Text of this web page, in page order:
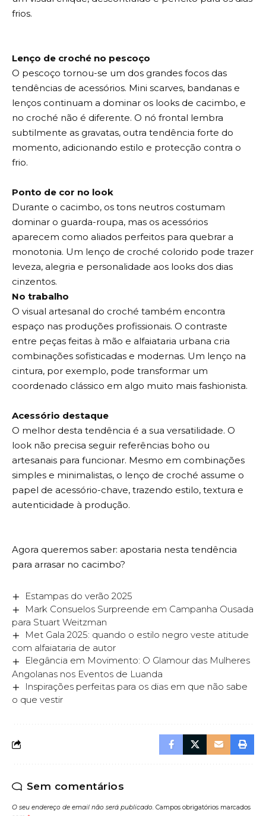
frios.
Lenço de croché no pescoço
O pescoço tornou-se um dos grandes focos das
tendências de acessórios. Mini scarves, bandanas e
lenços continuam a dominar os looks de cacimbo, e
no croché não é diferente. O nó frontal lembra
subtilmente as gravatas, outra tendência forte do
momento, adicionando estilo e protecção contra o
frio.
Ponto de cor no look
Durante o cacimbo, os tons neutros costumam
dominar o guarda-roupa, mas os acessórios
aparecem como aliados perfeitos para quebrar a
monotonia. Um lenço de croché colorido pode trazer
leveza, alegria e personalidade aos looks dos dias
cinzentos.
No trabalho
O visual artesanal do croché também encontra
espaço nas produções profissionais. O contraste
entre peças feitas à mão e alfaiataria urbana cria
combinações sofisticadas e modernas. Um lenço na
cintura, por exemplo, pode transformar um
coordenado clássico em algo muito mais fashionista.
Acessório destaque
O melhor desta tendência é a sua versatilidade. O
look não precisa seguir referências boho ou
artesanais para funcionar. Mesmo em combinações
simples e minimalistas, o lenço de croché assume o
papel de acessório-chave, trazendo estilo, textura e
autenticidade à produção.
Agora queremos saber: apostaria nesta tendência
para arrasar no cacimbo?
Estampas do verão 2025
Mark Consuelos Surpreende em Campanha Ousada
para Stuart Weitzman
Met Gala 2025: quando o estilo negro veste atitude
com alfaiataria de autor
Elegância em Movimento: O Glamour das Mulheres
Angolanas nos Eventos de Luanda
Inspirações perfeitas para os dias em que não sabe
o que vestir
Sem comentários
O seu endereço de email não será publicado. Campos obrigatórios marcados